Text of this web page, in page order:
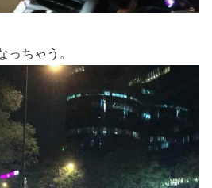
っちゃう。